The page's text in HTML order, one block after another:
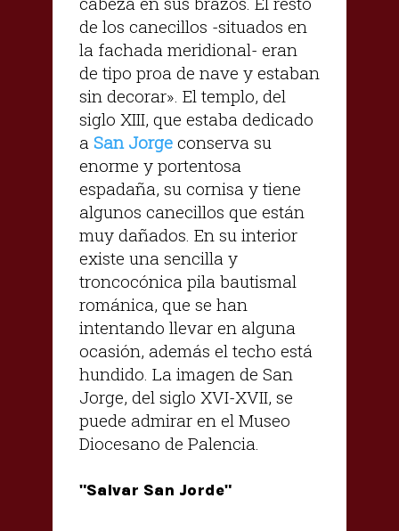
de los canecillos -situados en
la fachada meridional- eran
de tipo proa de nave y estaban
sin decorar». El templo, del
siglo XIII, que estaba dedicado
a San Jorge conserva su
enorme y portentosa
espadaña, su cornisa y tiene
algunos canecillos que están
muy dañados. En su interior
existe una sencilla y
troncocónica pila bautismal
románica, que se han
intentando llevar en alguna
ocasión, además el techo está
hundido. La imagen de San
Jorge, del siglo XVI-XVII, se
puede admirar en el Museo
Diocesano de Palencia.
"Salvar San Jorde"